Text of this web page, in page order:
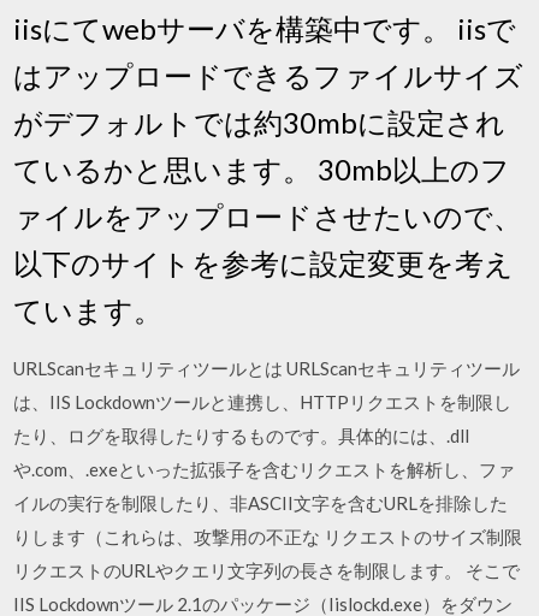
iisにてwebサーバを構築中です。 iisで
はアップロードできるファイルサイズ
がデフォルトでは約30mbに設定され
ているかと思います。 30mb以上のフ
ァイルをアップロードさせたいので、
以下のサイトを参考に設定変更を考え
ています。
URLScanセキュリティツールとは URLScanセキュリティツール
は、IIS Lockdownツールと連携し、HTTPリクエストを制限し
たり、ログを取得したりするものです。具体的には、.dll
や.com、.exeといった拡張子を含むリクエストを解析し、ファ
イルの実行を制限したり、非ASCII文字を含むURLを排除した
りします（これらは、攻撃用の不正な リクエストのサイズ制限
リクエストのURLやクエリ文字列の長さを制限します。 そこで
IIS Lockdownツール 2.1のパッケージ（Iislockd.exe）をダウン